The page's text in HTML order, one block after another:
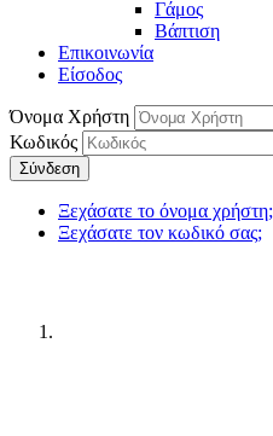
Γάμος
Βάπτιση
Επικοινωνία
Είσοδος
Όνομα Χρήστη
Κωδικός
Σύνδεση
Ξεχάσατε το όνομα χρήστη;
Ξεχάσατε τον κωδικό σας;